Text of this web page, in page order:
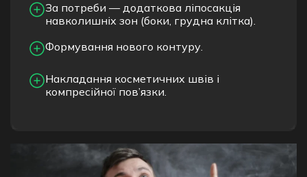
За потреби — додаткова ліпосакція
навколишніх зон (боки, грудна клітка).
Формування нового контуру.
Накладання косметичних швів і
компресійної пов’язки.